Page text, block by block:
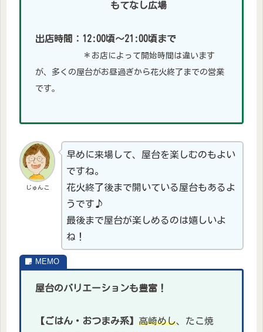
もてなし広場
出店時間：12:00頃～21:00頃まで
＊ お店によって開始時間は違います
が、多くの屋台がお昼過ぎから花火終了までの営業
です。
じゅんこ
早めに来場して、屋台を楽しむのもよい
ですね。
花火終了後まで開いている屋台もあるよ
うです♪
最後まで屋台が楽しめるのは嬉しいよ
ね！
屋台のバリエーションも豊富！
【ごはん・おつまみ系】 高崎めし、たこ焼